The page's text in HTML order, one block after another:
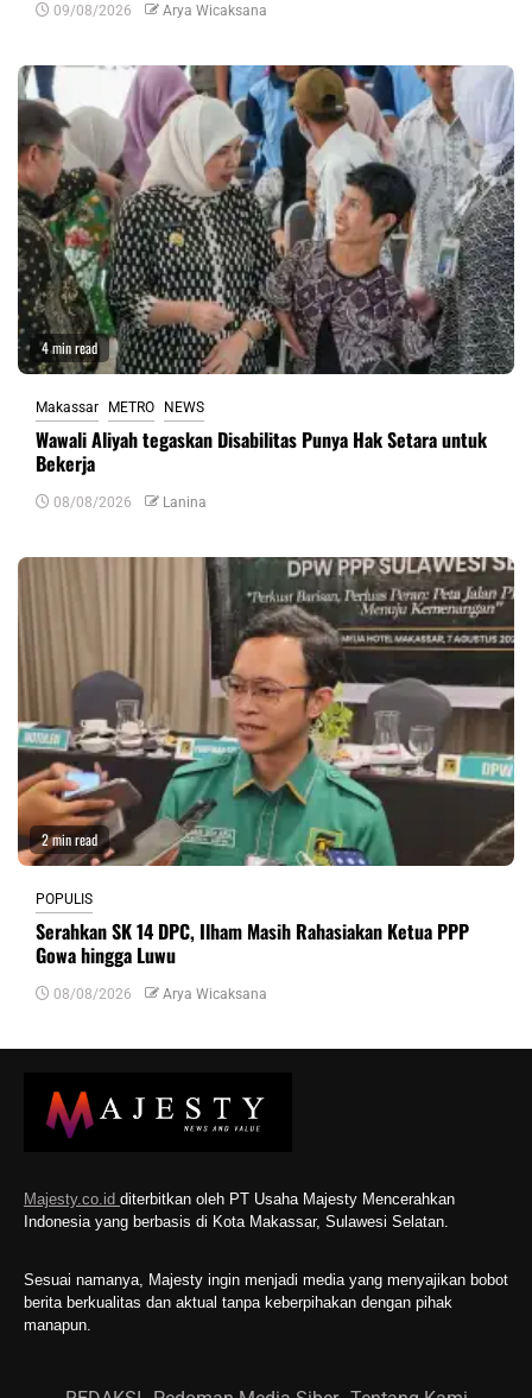
09/08/2026 Arya Wicaksana
4 min read
Makassar METRO NEWS
Wawali Aliyah tegaskan Disabilitas Punya Hak Setara untuk
Bekerja
08/08/2026 Lanina
2 min read
POPULIS
Serahkan SK 14 DPC, Ilham Masih Rahasiakan Ketua PPP
Gowa hingga Luwu
08/08/2026 Arya Wicaksana
Majesty.co.id diterbitkan oleh PT Usaha Majesty Mencerahkan
Indonesia yang berbasis di Kota Makassar, Sulawesi Selatan.
Sesuai namanya, Majesty ingin menjadi media yang menyajikan bobot
berita berkualitas dan aktual tanpa keberpihakan dengan pihak
manapun.